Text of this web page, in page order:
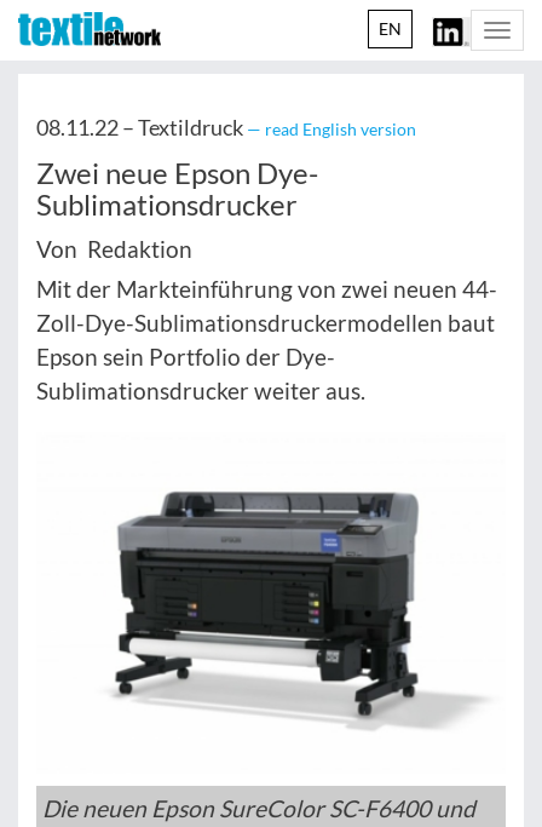
EN
08.11.22 –Textildruck — read English version
Zwei neue Epson Dye-
Sublimationsdrucker
Von Redaktion
Mit der Markteinführung von zwei neuen 44-
Zoll-Dye-Sublimationsdruckermodellen baut
Epson sein Portfolio der Dye-
Sublimationsdrucker weiter aus.
Die neuen Epson SureColor SC-F6400 und